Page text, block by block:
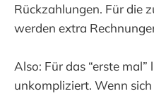
Rückzahlungen. Für die
werden extra
Also: Für das “erste
unkompliziert. Wenn